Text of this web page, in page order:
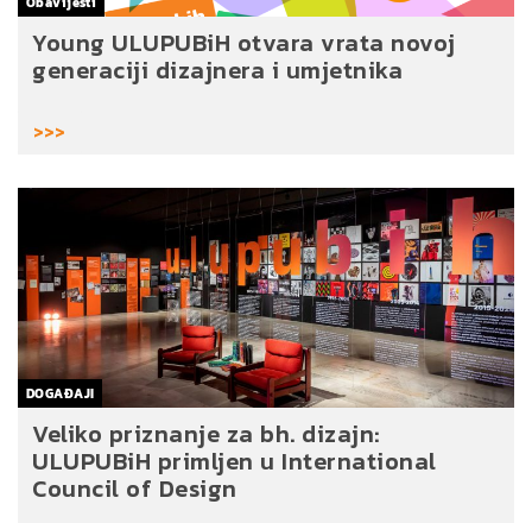
Young ULUPUBiH otvara vrata novoj
generaciji dizajnera i umjetnika
>>>
DOGAĐAJI
Veliko priznanje za bh. dizajn:
ULUPUBiH primljen u International
Council of Design